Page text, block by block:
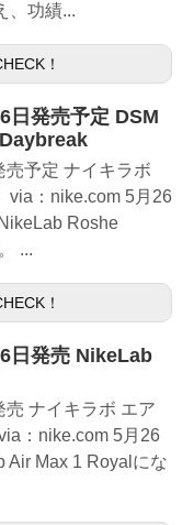
、功績...
！
日発売予定 DSM
予定 ナイキラボ
via：nike.com 5月26
Roshe
...
！
日発売 NikeLab
ナイキラボ エア
：nike.com 5月26
Air Max 1 Royalにな